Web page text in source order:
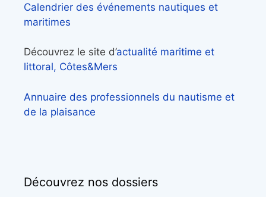
Calendrier des événements nautiques et
maritimes
Découvrez le site d’actualité maritime et
littoral, Côtes&Mers
Annuaire des professionnels du nautisme et
de la plaisance
Découvrez nos dossiers